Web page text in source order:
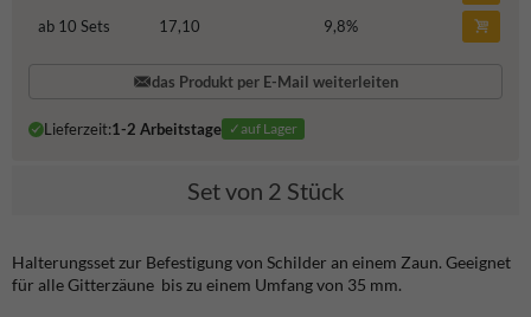
ab 10 Sets
17,10 9,8%
das Produkt per E-Mail weiterleiten
Lieferzeit:1-2 Arbeitstage ✓auf Lager
Set von 2 Stück
Halterungsset zur Befestigung von Schilder an einem Zaun. Geeignet
für alle Gitterzäune bis zu einem Umfang von 35 mm.